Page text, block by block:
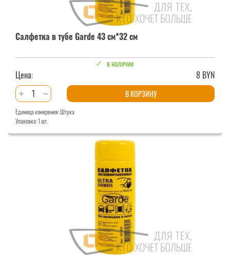
Салфетка в тубе Garde 43 см*32 см
в наличии
Цена:
8 BYN
Количество
товара
Салфетка
в
В КОРЗИНУ
Единица измерения: Штука
Упаковка: 1 шт.